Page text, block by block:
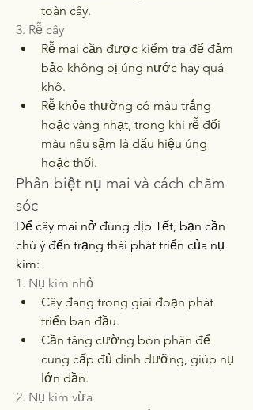
toàn cây.
3. Rễ cây
Rễ mai cần được kiểm tra để đảm
bảo không bị úng nước hay quá
khô.
Rễ khỏe thường có màu trắng
hoặc vàng nhạt, trong khi rễ đổi
màu nâu sậm là dấu hiệu úng
hoặc thối.
Phân biệt nụ mai và cách chăm
sóc
Để cây mai nở đúng dịp Tết, bạn cần
chú ý đến trạng thái phát triển của nụ
kim:
1. Nụ kim nhỏ
Cây đang trong giai đoạn phát
triển ban đầu.
Cần tăng cường bón phân để
cung cấp đủ dinh dưỡng, giúp nụ
lớn dần.
2. Nụ kim vừa